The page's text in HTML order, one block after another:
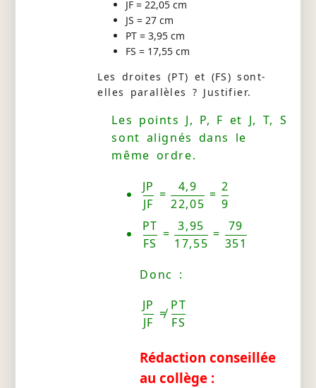
JF = 22,05 cm
JS = 27 cm
PT = 3,95 cm
FS = 17,55 cm
Les droites (PT) et (FS) sont-
elles parallèles ? Justifier.
Les points J, P, F et J, T, S
sont alignés dans le
même ordre.
JP
JF
=
4,9
22,05
=
2
9
PT
FS
=
3,95
17,55
=
79
351
Donc :
JP
JF
≠
PT
FS
Rédaction conseillée
au collège :